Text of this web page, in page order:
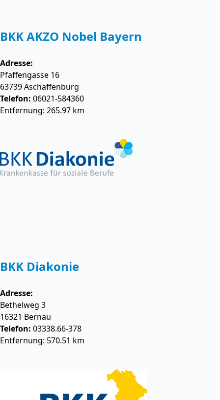
BKK AKZO Nobel Bayern
Adresse:
Pfaffengasse 16
63739Aschaffenburg
Telefon: 06021-584360
Entfernung: 265.97 km
BKK Diakonie
Adresse:
Bethelweg 3
16321 Bernau
Telefon: 03338.66-378
Entfernung: 570.51 km